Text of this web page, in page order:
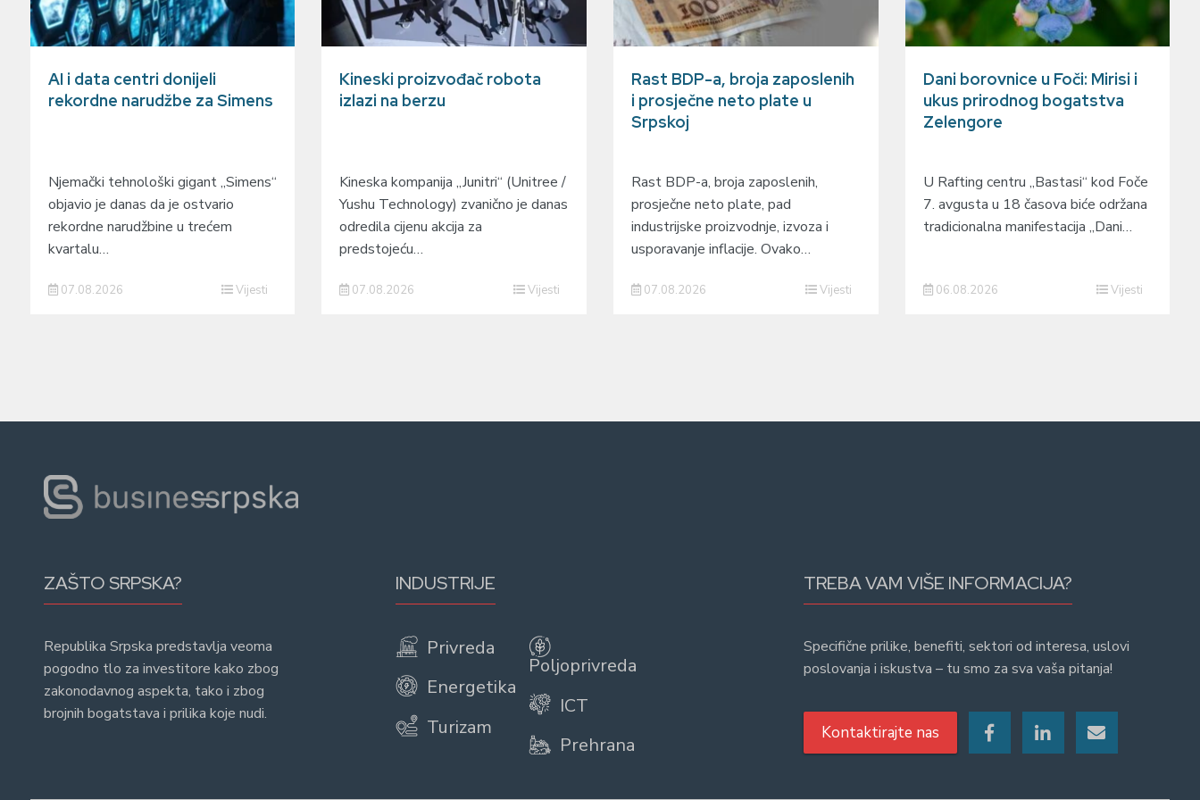
AI i data centri donijeli
rekordne narudžbe za Simens
Njemački tehnološki gigant „Simens“
objavio je danas da je ostvario
rekordne narudžbine u trećem
kvartalu…
07.08.2026 Vijesti
Kineski proizvođač robota
izlazi na berzu
Kineska kompanija „Junitri“ (Unitree /
Yushu Technology) zvanično je danas
odredila cijenu akcija za
predstojeću…
07.08.2026 Vijesti
Rast BDP-a, broja zaposlenih
i prosječne neto plate u
Srpskoj
Rast BDP-a, broja zaposlenih,
prosječne neto plate, pad
industrijske proizvodnje, izvoza i
usporavanje inflacije. Ovako…
07.08.2026 Vijesti
Dani borovnice u Foči: Mirisi i
ukus prirodnog bogatstva
Zelengore
U Rafting centru „Bastasi“ kod Foče
7. avgusta u 18 časova biće održana
tradicionalna manifestacija „Dani…
06.08.2026 Vijesti
ZAŠTO SRPSKA?
Republika Srpska predstavlja veoma
pogodno tlo za investitore kako zbog
zakonodavnog aspekta, tako i zbog
brojnih bogatstava i prilika koje nudi.
INDUSTRIJE
Privreda
Energetika
Turizam
Poljoprivreda
ICT
Prehrana
TREBA VAM VIŠE INFORMACIJA?
Specifične prilike, benefiti, sektori od interesa, uslovi
poslovanja i iskustva – tu smo za sva vaša pitanja!
Kontaktirajte nas